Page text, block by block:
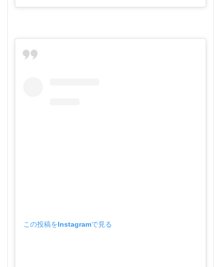
この投稿をInstagramで見る